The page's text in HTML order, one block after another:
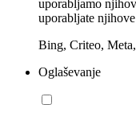
uporabljamo
uporabljate
Bing, Criteo,
Oglaševanje